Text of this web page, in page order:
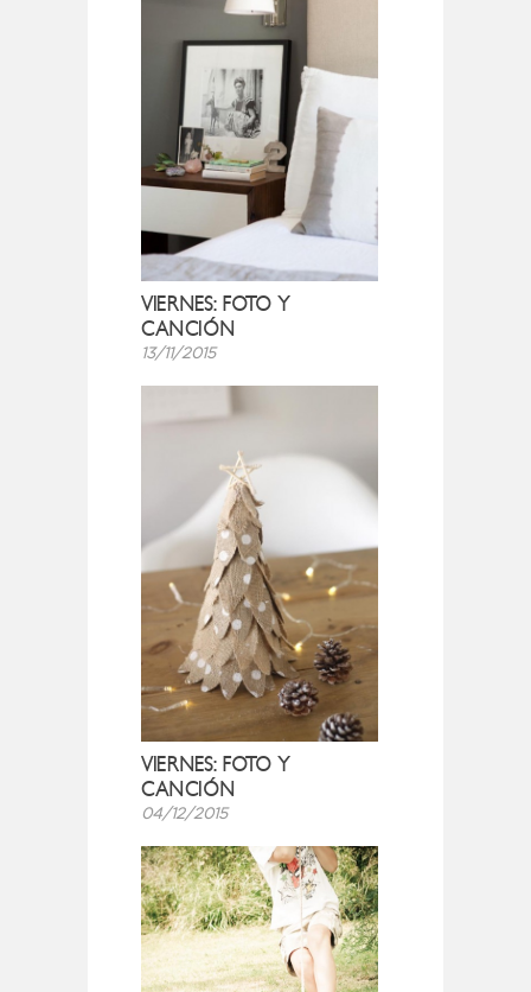
VIERNES: FOTO Y
CANCIÓN
13/11/2015
VIERNES: FOTO Y
CANCIÓN
04/12/2015